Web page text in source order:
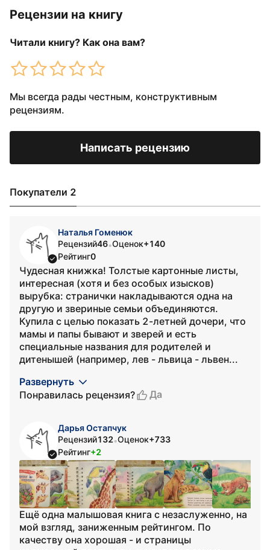
Рецензии на книгу
Читали книгу? Как она вам?
Мы всегда рады честным, конструктивным
рецензиям.
Написать рецензию
Покупатели 2
Наталья Гоменюк
Рецензий46•Оценок+140
Рейтинг0
Чудесная книжка! Толстые картонные листы,
интересная (хотя и без особых изысков)
вырубка: странички накладываются одна на
другую и звериные семьи объединяются.
Купила с целью показать 2-летней дочери, что
мамы и папы бывают и зверей и есть
специальные названия для родителей и
дитенышей (например, лев - львица - львен...
Развернуть
Понравилась рецензия?
Да
Дарья Остапчук
Рецензий132•Оценок+733
Рейтинг+2
Ещё одна малышовая книга с незаслуженно, на
мой взгляд, заниженным рейтингом. По
качеству она хорошая - и страницы